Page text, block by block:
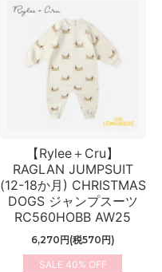
【Rylee＋Cru】
RAGLAN JUMPSUIT
(12-18か月) CHRISTMAS
DOGS ジャンプスーツ
RC560HOBB AW25
6,270円(税570円)
40%